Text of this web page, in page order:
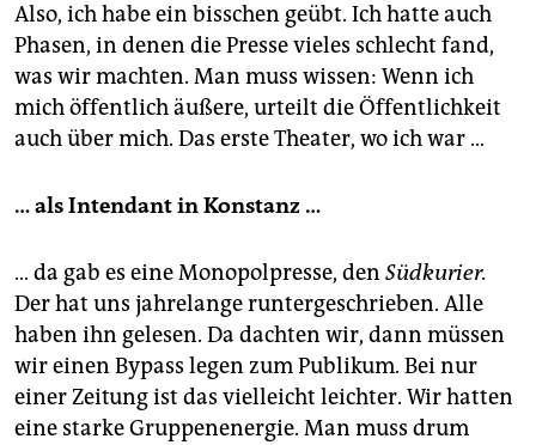
Also, ich habe ein bisschen geübt. Ich hatte auch
Phasen, in denen die Presse vieles schlecht fand,
was wir machten. Man muss wissen: Wenn ich
mich öffentlich äußere, urteilt die Öffentlichkeit
auch über mich. Das erste Theater, wo ich war …
…als Intendant in Konstanz …
… da gab es eine Monopolpresse, den Südkurier.
Der hat uns jahrelange runtergeschrieben. Alle
haben ihn gelesen. Da dachten wir, dann müssen
wir einen Bypass legen zum Publikum. Bei nur
einer Zeitung ist das vielleicht leichter. Wir hatten
eine starke Gruppenenergie. Man muss drum